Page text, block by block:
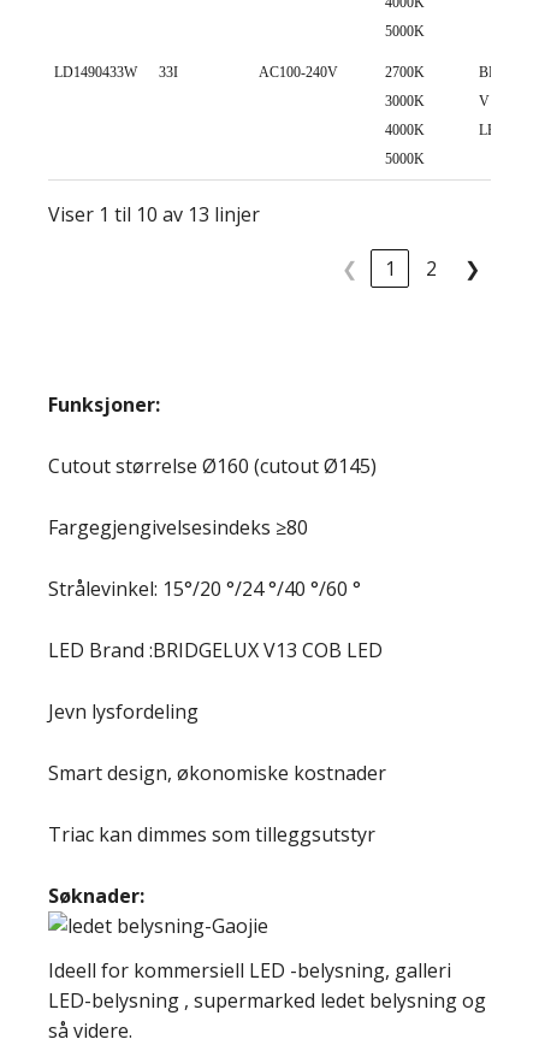
5000K
LD1490433W 33I AC100-240V
2700K
3000K
4000K
5000K
V13 COB
LED
Viser 1 til 10 av 13 linjer
❮ 1 2 ❯
Funksjoner:
Cutout størrelse Ø160 (cutout Ø145)
Fargegjengivelsesindeks ≥80
Strålevinkel: 15°/20 °/24 °/40 °/60 °
LED Brand :BRIDGELUX V13 COB LED
Jevn lysfordeling
Smart design, økonomiske kostnader
Triac kan dimmes som tilleggsutstyr
Søknader:
Ideell for kommersiell LED -belysning, galleri
LED-belysning , supermarked ledet belysning og
så videre.